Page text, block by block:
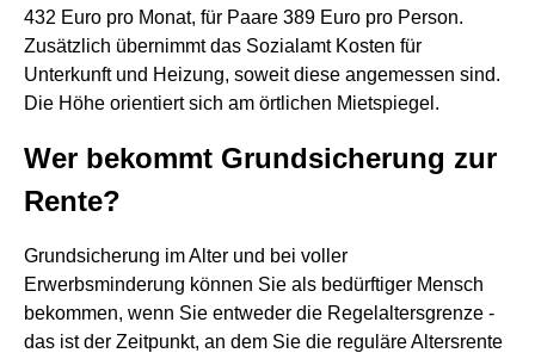
432 Euro pro Monat, für Paare 389 Euro pro Person.
Zusätzlich übernimmt das Sozialamt Kosten für
Unterkunft und Heizung, soweit diese angemessen sind.
Die Höhe orientiert sich am örtlichen Mietspiegel.
Wer bekommt Grundsicherung zur
Rente?
Grundsicherung im Alter und bei voller
Erwerbsminderung können Sie als bedürftiger Mensch
bekommen, wenn Sie entweder die Regelaltersgrenze -
das ist der Zeitpunkt, an dem Sie die reguläre Altersrente